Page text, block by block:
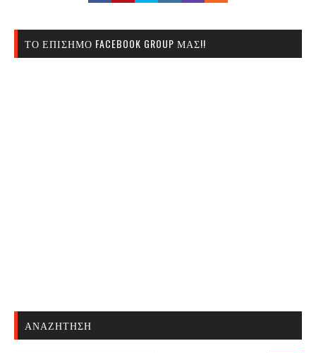
ΤΟ ΕΠΊΣΗΜΟ FACEBOOK GROUP ΜΑΣ!!
ΑΝΑΖΉΤΗΣΗ